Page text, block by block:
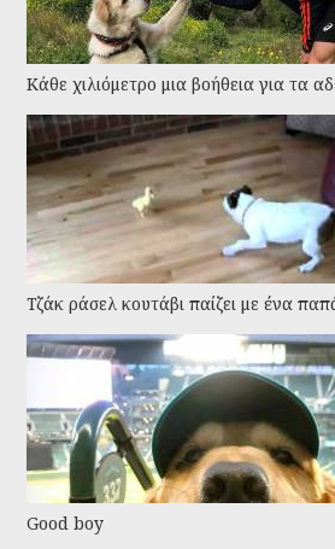
Kάθε χιλιόμετρο μια βοήθεια για τα
Τζάκ ράσελ κουτάβι παίζει με ένα
Good boy